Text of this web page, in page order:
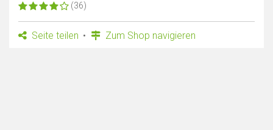
(36)
Seite teilen Zum Shop navigieren